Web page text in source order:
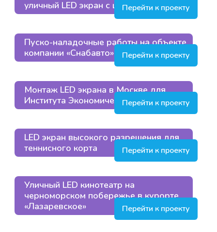
уличный LED экран с шагом пикселя Р8
Перейти к проекту
Пуско-наладочные работы на объекте
компании «Снабавто» в Люберцах
Перейти к проекту
Монтаж LED экрана в Москве для
Института Экономического Развития
Перейти к проекту
LED экран высокого разрешения для
теннисного корта
Перейти к проекту
Уличный LED кинотеатр на
черноморском побережье в курорте
«Лазаревское»
Перейти к проекту